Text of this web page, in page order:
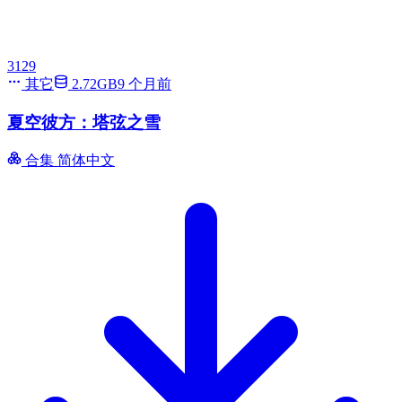
3129
其它
2.72GB9 个月前
夏空彼方：塔弦之雪
合集 简体中文